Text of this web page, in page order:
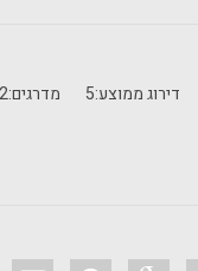
דירוג ממוצע:5 מדרגים:2